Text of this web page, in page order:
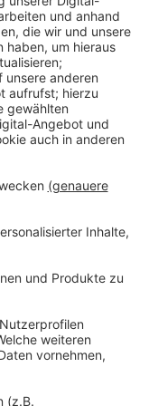
waren es noch
Krankenhaus
Das hat
und -
Stadtsprecherin